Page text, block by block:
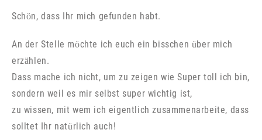
Schön, dass Ihr mich gefunden habt.
An der Stelle möchte ich euch ein bisschen über mich
erzählen.
Dass mache ich nicht, um zu zeigen wie Super toll ich bin,
sondern weil es mir selbst super wichtig ist,
zu wissen, mit wem ich eigentlich zusammenarbeite, dass
solltet Ihr natürlich auch!